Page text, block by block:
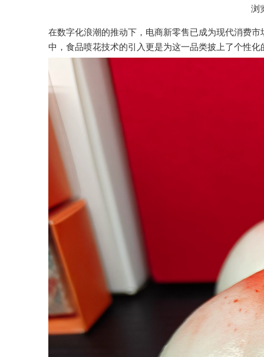
浏
在数字化浪潮的推动下，电商新零售已成为现代消费
中，食品喷花技术的引入更是为这一品类披上了个性化